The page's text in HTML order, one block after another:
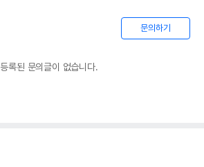
문의하기
등록된 문의글이 없습니다.